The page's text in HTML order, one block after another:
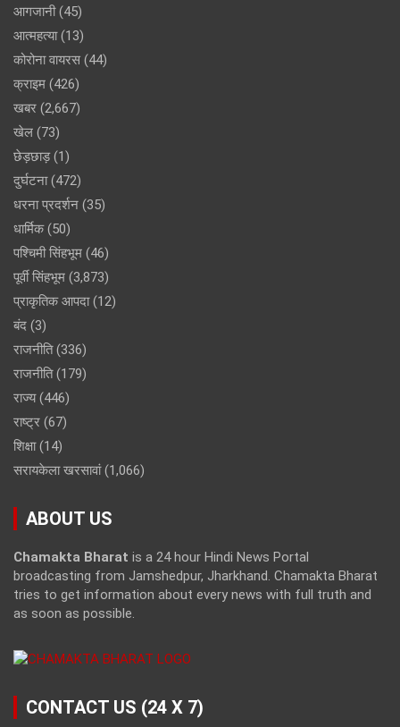
आगजानी(45)
आत्महत्या(13)
कोरोना वायरस (44)
क्राइम (426)
खबर (2,667)
खेल (73)
छेड़छाड़(1)
दुर्घटना(472)
धरना प्रदर्शन (35)
धार्मिक(50)
पश्चिमी सिंहभूम (46)
पूर्वी सिंहभूम (3,873)
प्राकृतिक आपदा(12)
बंद (3)
राजनीति(336)
राजनीति(179)
राज्य(446)
राष्ट्र (67)
शिक्षा(14)
सरायकेला खरसावां(1,066)
ABOUT US
Chamakta Bharat is a 24 hour Hindi News Portal
broadcasting from Jamshedpur, Jharkhand. Chamakta Bharat
tries to get information about every news with full truth and
as soon as possible.
CONTACT US (24 X 7)